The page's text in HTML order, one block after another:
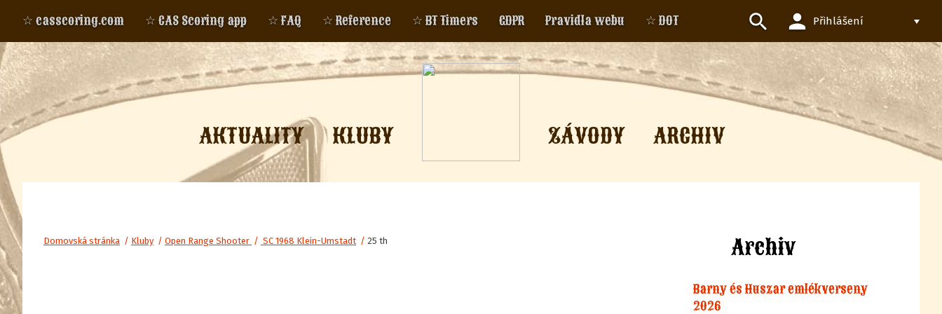
search person Přihlášení
☆ casscoring.com ☆ CAS Scoring app ☆ FAQ ☆ Reference ☆ BT Timers GDPR Pravidla webu ☆ DOT
KLUBY
AKTUALITY ZÁVODY ARCHIV
Domovská stránka / Kluby / Open Range Shooter / SC 1968 Klein-Umstadt / 25 th Archiv
Barny és Huszar emlékverseny
2026